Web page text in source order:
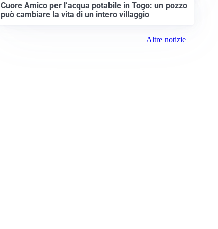
Cuore Amico per l’acqua potabile in Togo: un pozzo
può cambiare la vita di un intero villaggio
Altre notizie